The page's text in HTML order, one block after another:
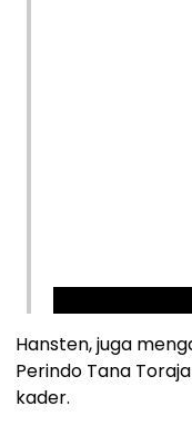
Hansten, juga
Perindo Tana
kader.